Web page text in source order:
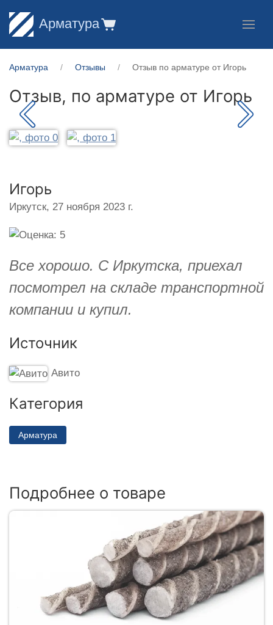
Арматура
Арматура Отзывы Отзыв по арматуре от Игорь
Отзыв, по арматуре от Игорь
Игорь
Иркутск, 27 ноября 2023 г.
Все хорошо. С Иркутска, приехал
посмотрел на складе транспортной
компании и купил.
Источник
Авито
Категория
Арматура
Подробнее о товаре